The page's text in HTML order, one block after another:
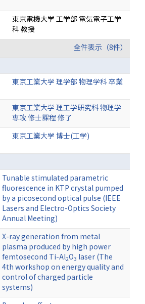
東京電機大学 工学部 電気電子工学
科 教授
全件表示（8件）
東京工業大学 理学部 物理学科 卒業
東京工業大学 理工学研究科 物理学
専攻 修士課程 修了
東京工業大学 博士(工学)
Tunable stimulated parametric
fluorescence in KTP crystal pumped
by a picosecond optical pulse (IEEE
Lasers and Electro-Optics Society
Annual Meeting)
X-ray generation from metal
plasma produced by high power
femtosecond Ti-Al2O3 laser (The
4th workshop on energy quality and
control of charged particle
systems)